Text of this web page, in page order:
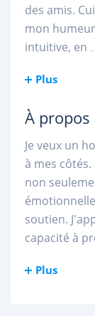
des amis.
mon
intuitive, en
Plus
À
Je veux un
à mes
non
soutien.
capacité à
Plus